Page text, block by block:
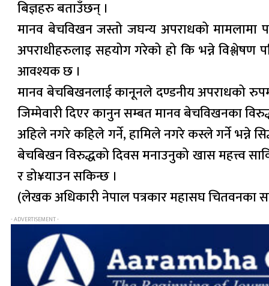
बिज्ञहरु बताउँछन् ।
मानव बेचविखन जस्तो जघन्य अपराधको
अपराधीहरुलाइ सहयोग गरेको हो कि भन्ने विश्लेषण
आवश्यक छ ।
मानव बेचबिखनलाई कानूनले दण्डनीय अपराधको
जिम्मेवारी दिएर कानुन सम्बत मानव बेचविखनका
अहिले नगरे कहिले गर्ने, हामिले नगरे कस्ले गर्ने भन्ने
बेचबिखन विरुद्धको दिवस मनाउनुको खास महत्त्व
र डो¥याउन सकिन्छ ।
(लेखक अधिकारी नेपाल पत्रकार महासघ चितवनका
- ADVERTISEMENT -